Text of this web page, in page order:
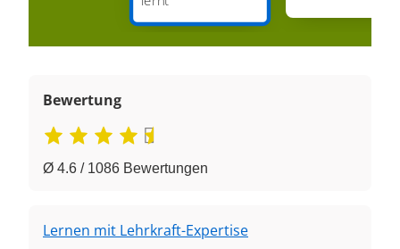
Bewertung
Ø 4.6 / 1086 Bewertungen
Lernen mit Lehrkraft-Expertise